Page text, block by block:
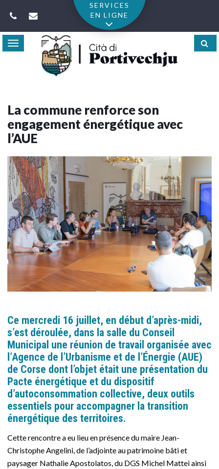
SERVICES
EN LIGNE
Toggle
navigation
La commune renforce son
engagement énergétique avec
l’AUE
Ce mercredi 16 juillet, en début d’après-midi,
s’est déroulée, dans la salle du Conseil
Municipal une réunion de travail organisée avec
l’Agence de l’Urbanisme et de l’Énergie (AUE)
de Corse dont l’objet était une présentation du
Pacte énergétique et du dispositif
d’autoconsommation collective, deux outils
essentiels pour accompagner la transition
énergétique des territoires.
Cette rencontre a eu lieu en présence du maire Jean-
Christophe Angelini, de l’adjointe au patrimoine bâti et
paysager Nathalie Apostolatos, du DGS Michel Mattei ainsi